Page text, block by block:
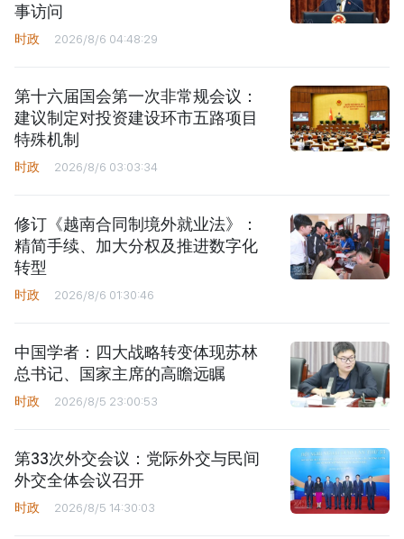
事访问
时政 2026/8/6 04:48:29
第十六届国会第一次非常规会议：
建议制定对投资建设环市五路项目
特殊机制
时政 2026/8/6 03:03:34
修订《越南合同制境外就业法》：
精简手续、加大分权及推进数字化
转型
时政 2026/8/6 01:30:46
中国学者：四大战略转变体现苏林
总书记、国家主席的高瞻远瞩
时政 2026/8/5 23:00:53
第33次外交会议：党际外交与民间
外交全体会议召开
时政 2026/8/5 14:30:03